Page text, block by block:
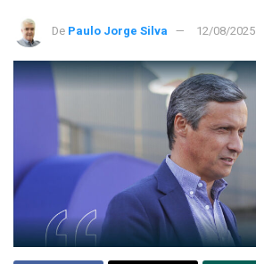
De Paulo Jorge Silva 12/08/2025